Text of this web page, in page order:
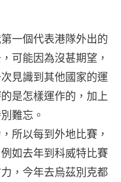
一個代表港隊外出的
可能因為沒甚期望，
見識到其他國家的運
是怎樣運作的，加上
難忘。
所以每到外地比賽，
如去年到科威特比賽
，今年去烏茲別克都